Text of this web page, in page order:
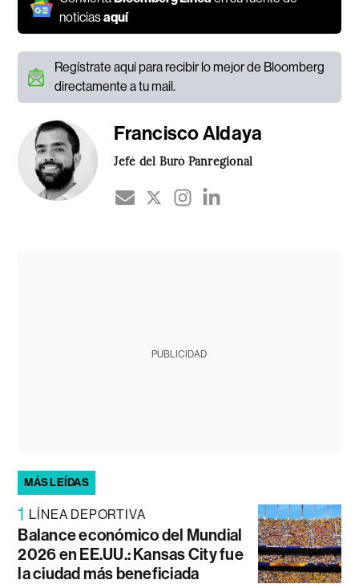
noticiasaquí
Regístrate aquí para recibir lo mejor de Bloomberg
directamente a tu mail.
Francisco Aldaya
Jefé del Buró Panregional
PUBLICIDAD
MÁS LEÍDAS
1 LÍNEA DEPORTIVA
Balance económico del Mundial
2026 en EE.UU.: Kansas City fue
la ciudad más beneficiada